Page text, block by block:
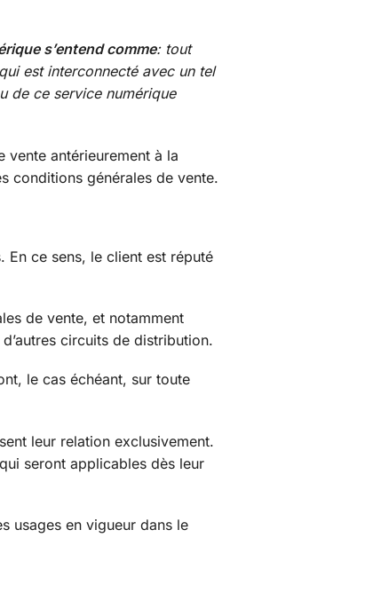
s’entend comme: tout
est interconnecté avec un tel
de ce service numérique
antérieurement à la
conditions générales de vente.
En ce sens, le client est réputé
de vente, et notamment
circuits de distribution.
le cas échéant, sur toute
leur relation exclusivement.
seront applicables dès leur
usages en vigueur dans le